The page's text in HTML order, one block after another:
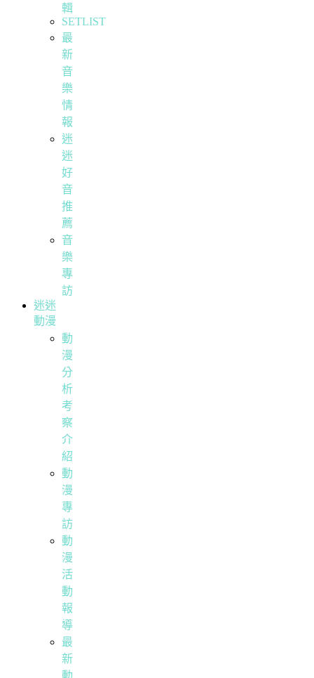
輯
SETLIST
最
新
音
樂
情
報
迷
迷
好
音
推
薦
音
樂
專
訪
迷迷
動漫
動
漫
分
析
考
察
介
紹
動
漫
專
訪
動
漫
活
動
報
導
最
新
動